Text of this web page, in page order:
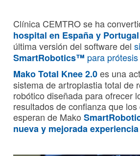
Clínica CEMTRO se ha
hospital en España y Portugal
última versión del software del
SmartRobotics™ para
Mako Total Knee 2.0es una
sistema de artroplastia total de
robótico diseñada para ofrecer
resultados de confianza que
esperan de Mako
nueva y mejorada